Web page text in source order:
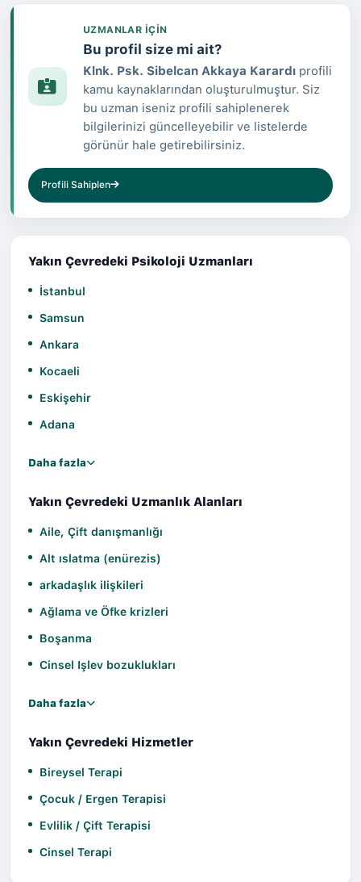
UZMANLAR IÇIN
Bu profil size mi ait?
Klnk. Psk. Sibelcan Akkaya Karardıprofili
kamu kaynaklarından oluşturulmuştur. Siz
bu uzman iseniz profili sahiplenerek
bilgilerinizi güncelleyebilir ve listelerde
görünür hale getirebilirsiniz.
Profili Sahiplen
Yakın Çevredeki Psikoloji Uzmanları
İstanbul
Samsun
Ankara
Kocaeli
Eskişehir
Adana
Daha fazla
Yakın Çevredeki Uzmanlık Alanları
Aile, Çift danışmanlığı
Alt ıslatma (enürezis)
arkadaşlık ilişkileri
Ağlama ve Öfke krizleri
Boşanma
Cinsel Işlev bozuklukları
Daha fazla
Yakın Çevredeki Hizmetler
Bireysel Terapi
Çocuk / Ergen Terapisi
Evlilik / Çift Terapisi
Cinsel Terapi